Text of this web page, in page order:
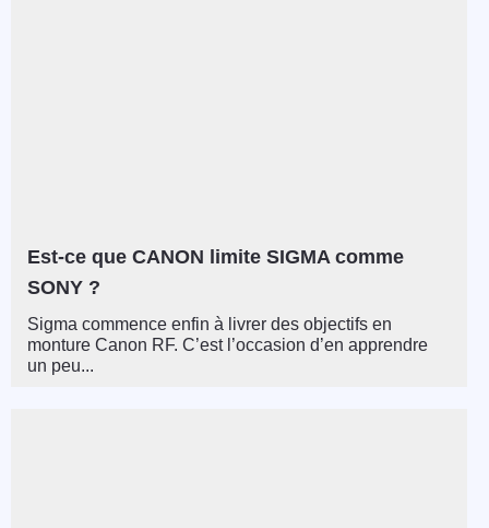
Est-ce que CANON limite SIGMA comme
SONY ?
Sigma commence enfin à livrer des objectifs en
monture Canon RF. C’est l’occasion d’en apprendre
un peu...